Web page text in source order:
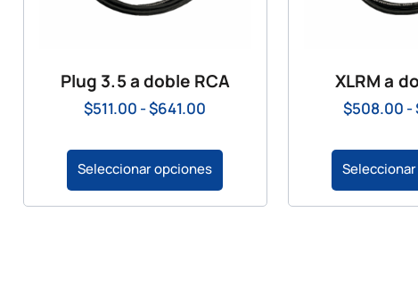
Plug 3.5 a doble RCA
$511.00 -$641.00
Seleccionar opciones
XLRM a
$508.00 -